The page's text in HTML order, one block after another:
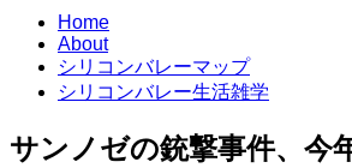
Home
About
シリコンバレーマップ
シリコンバレー生活雑学
サンノゼの銃撃事件、今